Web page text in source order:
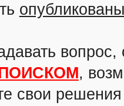
вопрос,
,
свои